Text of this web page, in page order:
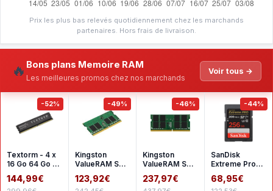
Prix les plus bas relevés quotidiennement chez les marchands
partenaires. Hors frais de livraison.
🔥 Bons plans Memoire RAM
Les meilleures promos chez nos marchands
Voir tous →
-52%
Textorm - 4 x
16 Go 64 Go -
DDR4 2666
MHz - CL19
144,99€
-49%
Kingston
ValueRAM SO-
DIMM 16 Go
DDR4 3200
123,92€
-46%
Kingston
ValueRAM SO-
DIMM 32 Go
DDR4 3200
237,97€
-44%
SanDisk
Extreme Pro
SDHC UHS-I
256 Go
68,95€